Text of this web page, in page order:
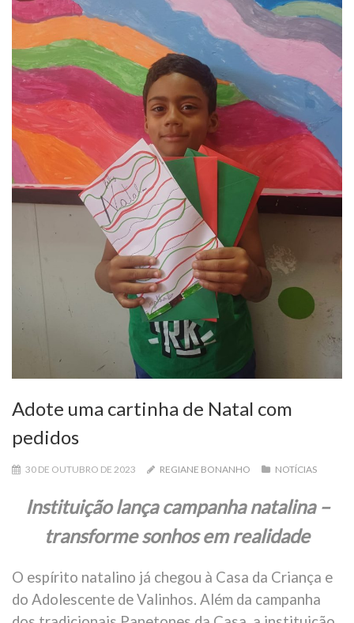
Adote uma cartinha de Natal com
pedidos
30 DE OUTUBRO DE 2023 REGIANE BONANHO NOTÍCIAS
Instituição lança campanha natalina –
transforme sonhos em realidade
O espírito natalino já chegou à Casa da Criança e
do Adolescente de Valinhos. Além da campanha